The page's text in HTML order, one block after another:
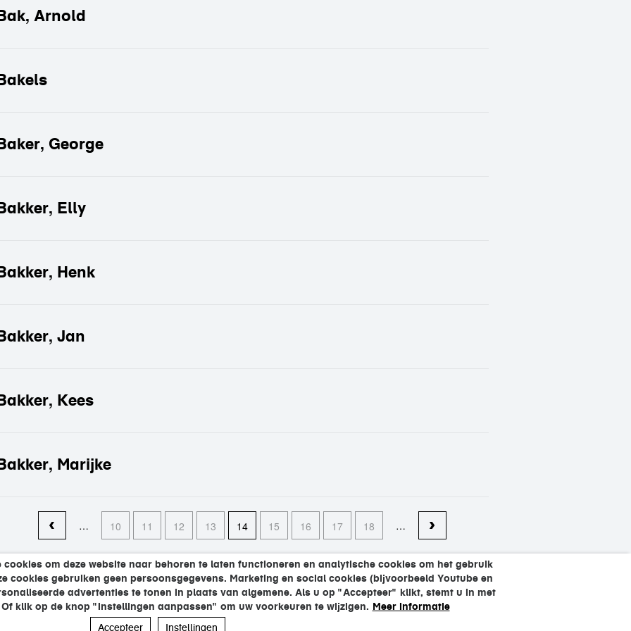
om deze website naar behoren te laten functioneren en analytische cookies om het gebruik
cookies gebruiken geen persoonsgegevens. Marketing en social cookies (bijvoorbeeld Youtube en
advertenties te tonen in plaats van algemene. Als u op "Accepteer" klikt, stemt u in met
klik op de knop "Instellingen aanpassen" om uw voorkeuren te wijzigen. Meer informatie
Accepteer
Instellingen
Arnold
George
Elly
Henk
Jan
Kees
Marijke
… 10 11 12 13 14 15 16 17 18 …